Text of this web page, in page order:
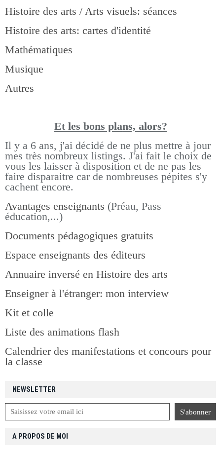
NEWSLETTER
Histoire des arts / Arts visuels: séances
Histoire des arts: cartes d'identité
Mathématiques
Musique
Autres
Et les bons plans, alors?
Il y a 6 ans, j'ai décidé de ne plus mettre à jour
mes très nombreux listings. J'ai fait le choix de
vous les laisser à disposition et de ne pas les
faire disparaitre car de nombreuses pépites s'y
cachent encore.
Avantages enseignants (Préau, Pass
éducation,...)
Documents pédagogiques gratuits
Espace enseignants des éditeurs
Annuaire inversé en Histoire des arts
Enseigner à l'étranger: mon interview
Kit et colle
Liste des animations flash
Calendrier des manifestations et concours pour
la classe
A PROPOS DE MOI